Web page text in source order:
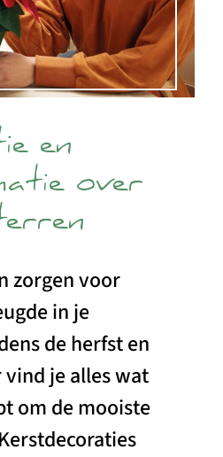
en
over
zorgen voor
in je
de herfst en
je alles wat
om de mooiste